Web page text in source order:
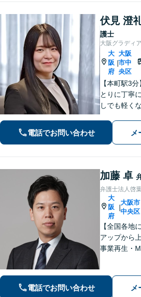
伏見 澄
護士
大阪グラディ
大
阪
府
|
大阪
市中
央区
【本町駅3
とりに丁寧
しでも軽く
の暮らしま
ています。
電話でお問い合わせ メ
加藤 卓
弁護士法人啓
大
阪
府
|
大阪市
中央区
【全国各地
アップから
事業再生・
業の成長を
経験あり】
電話でお問い合わせ メ